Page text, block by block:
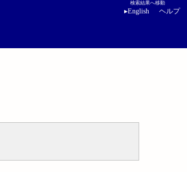
検索結果へ移動
▸English ヘルプ